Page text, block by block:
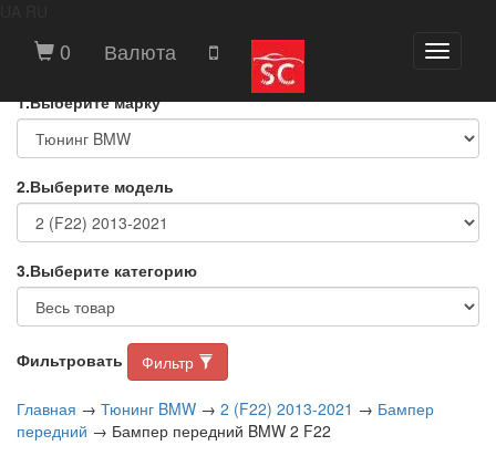
Toggle
0 Валюта
ВЫБЕРИТЕ МАРКУ И МОДЕЛЬ
АВТОМОБИЛЯ
1.Выберите марку
2.Выберите модель
3.Выберите категорию
Фильтровать Фильтр
Главная → Тюнинг BMW → 2 (F22) 2013-2021 → Бампер
передний → Бампер передний BMW 2 F22